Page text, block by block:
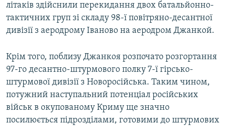
літаків здійснили перекидання двох батальйонно-
тактичних груп зі складу 98-ї повітряно-десантної
дивізії з аеродрому Іваново на аеродром Джанкой.
Крім того, поблизу Джанкоя розпочато розгортання
97-го десантно-штурмового полку 7-ї гірсько-
штурмової дивізії з Новоросійська. Таким чином,
потужний наступальний потенціал російських
військ в окупованому Криму ще значно
посилюється підрозділами, готовими до штурмових